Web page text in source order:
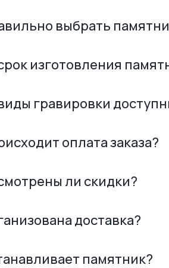
выбрать
изготовления
гравировки
оплата заказа?
ли скидки?
доставка?
памятник?